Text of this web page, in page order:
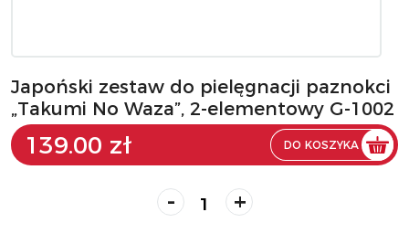
Japoński zestaw do pielęgnacji paznokci
„Takumi No Waza”, 2-elementowy G-1002
139.00 zł DO KOSZYKA
- +